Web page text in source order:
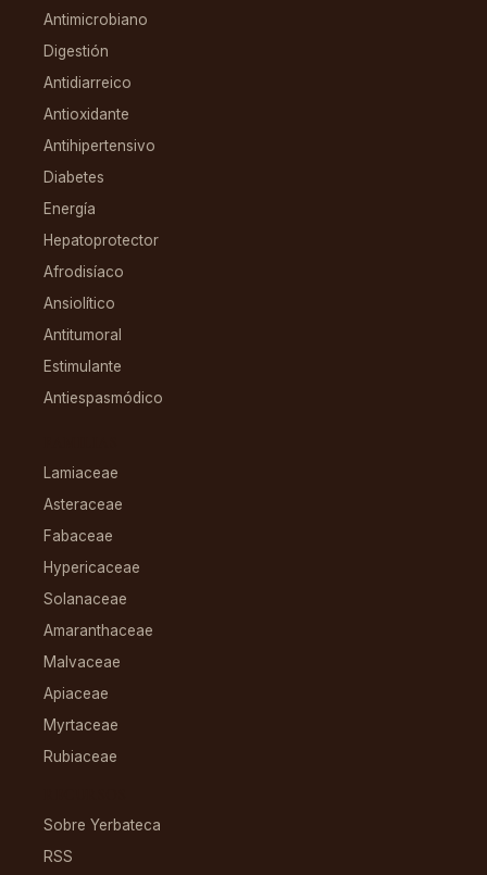
Antimicrobiano
Digestión
Antidiarreico
Antioxidante
Antihipertensivo
Diabetes
Energía
Hepatoprotector
Afrodisíaco
Ansiolítico
Antitumoral
Estimulante
Antiespasmódico
Lamiaceae
Asteraceae
Fabaceae
Hypericaceae
Solanaceae
Amaranthaceae
Malvaceae
Apiaceae
Myrtaceae
Rubiaceae
Sobre Yerbateca
RSS